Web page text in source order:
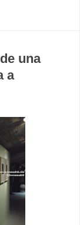
una
a